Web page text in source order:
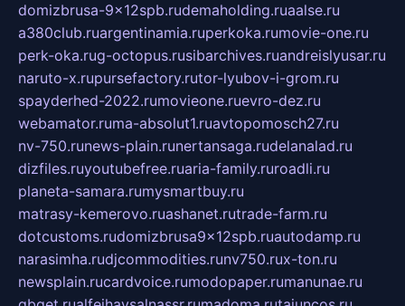
domizbrusa-9x12spb.rudemaholding.ruaalse.ru
a380club.ruargentinamia.ruperkoka.rumovie-one.ru
perk-oka.rug-octopus.rusibarchives.ruandreislyusar.ru
naruto-x.rupursefactory.rutor-lyubov-i-grom.ru
spayderhed-2022.rumovieone.ruevro-dez.ru
webamator.ruma-absolut1.ruavtopomosch27.ru
nv-750.runews-plain.runertansaga.rudelanalad.ru
dizfiles.ruyoutubefree.ruaria-family.ruroadli.ru
planeta-samara.rumysmartbuy.ru
matrasy-kemerovo.ruashanet.rutrade-farm.ru
dotcustoms.rudomizbrusa9x12spb.ruautodamp.ru
narasimha.rudjcommodities.runv750.rux-ton.ru
newsplain.rucardvoice.rumodopaper.rumanunae.ru